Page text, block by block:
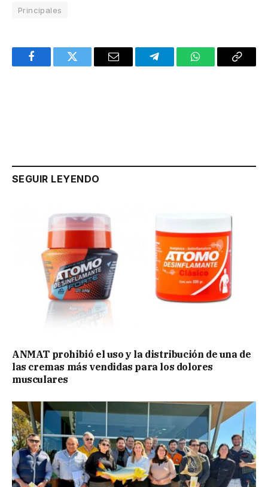
Principales
FacebookTwitter Email TelegramWhatsAppCopy
SEGUIR LEYENDO
ANMAT prohibió el uso y la distribución de una de
las cremas más vendidas para los dolores
musculares